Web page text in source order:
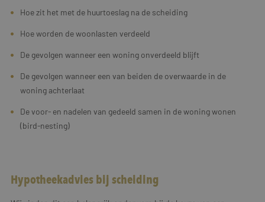
Hoe zit het met de huurtoeslag na de scheiding
Hoe worden de woonlasten verdeeld
De gevolgen wanneer een woning onverdeeld blijft
De gevolgen wanneer een van beiden de overwaarde in de
woning achterlaat
De voor- en nadelen van gedeeld samen in de woning wonen
(bird-nesting)
Hypotheekadvies bij scheiding